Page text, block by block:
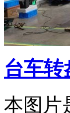
台车转
本图片